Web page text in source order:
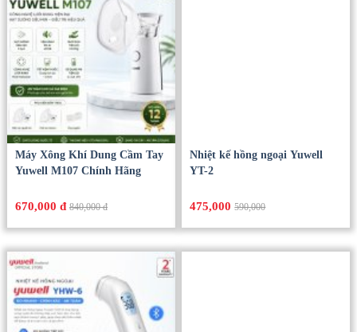
Máy Xông Khí Dung Cầm Tay
Yuwell M107 Chính Hãng
670,000 đ 840,000 đ
Nhiệt kế hồng ngoại Yuwell
YT-2
475,000590,000